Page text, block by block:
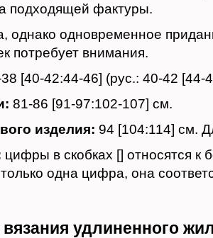
подходящей фактуры.
однако одновременное
потребует внимания.
[40-42:44-46] (рус.: 40-42 [44-
81-86 [91-97:102-107] см.
изделия: 94 [104:114] см.
цифры в скобках [] относятся
одна цифра, она
удлиненного